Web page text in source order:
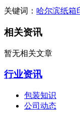
关键词： 哈尔滨纸箱
相关资讯
暂无相关文章
行业资讯
包装知识
公司动态